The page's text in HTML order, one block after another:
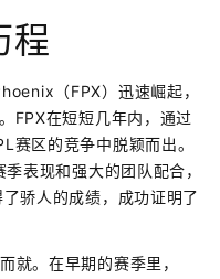
程
（FPX）迅速崛起，
FPX在短短几年内，通过
赛区的竞争中脱颖而出。
表现和强大的团队配合，
骄人的成绩，成功证明了
就。在早期的赛季里，